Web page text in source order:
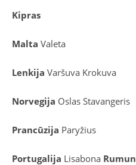
Kipras
Malta Valeta
Lenkija Varšuva Krokuva
Norvegija Oslas Stavangeris
Prancūzija Paryžius
Portugalija Lisabona